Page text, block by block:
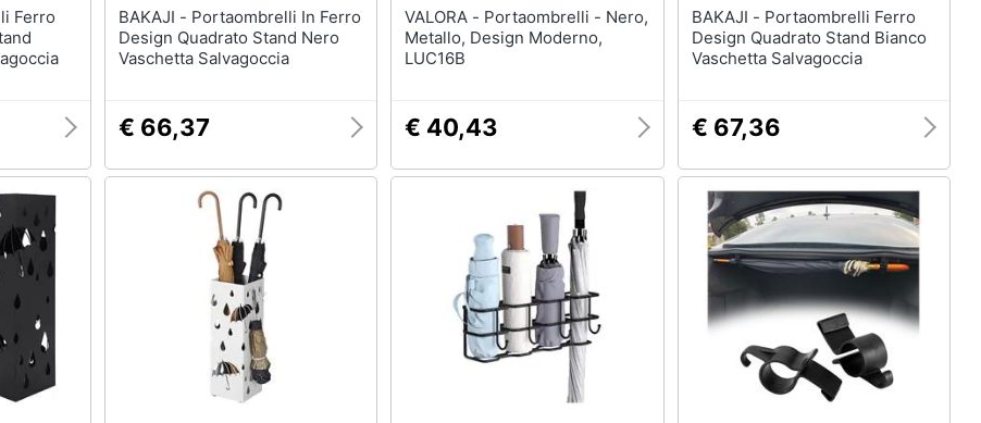
BAKAJI - Portaombrelli In Ferro
Design Quadrato Stand Nero
Vaschetta Salvagoccia
€ 66,37
VALORA - Portaombrelli - Nero,
Metallo, Design Moderno,
LUC16B
€ 40,43
BAKAJI - Portaombrelli Ferro
Design Quadrato Stand Bianco
Vaschetta Salvagoccia
€ 67,36